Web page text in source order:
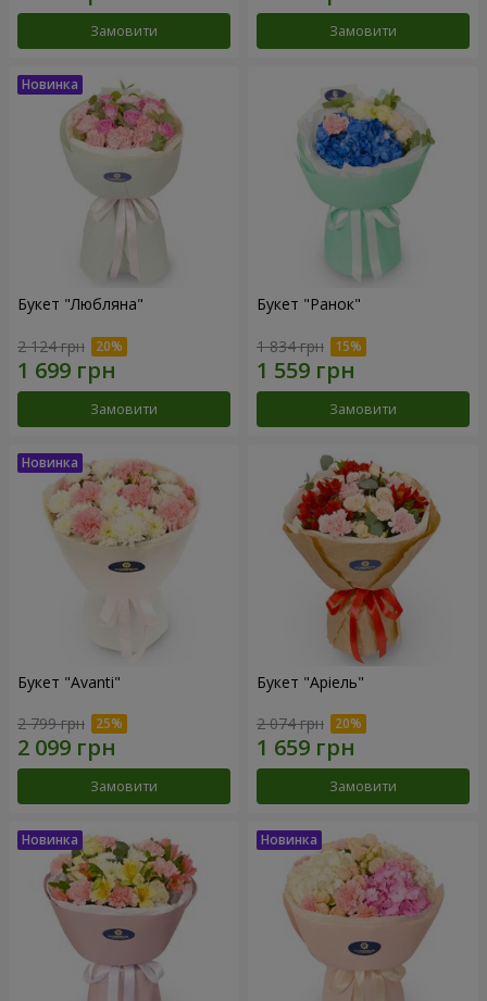
Замовити Замовити
Букет "Любляна"
2 124 грн
Замовити
Букет "Ранок"
1 834 грн
Замовити
Букет "Avanti"
2 799 грн
Замовити
Букет "Аріель"
2 074 грн
Замовити